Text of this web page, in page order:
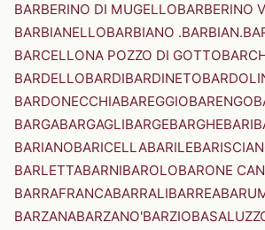
BARBERINO DI MUGELLOBARBERINO
BARBIANELLOBARBIANO .BARBIAN.
BARCELLONA POZZO DI GOTTO
BARDELLOBARDIBARDINETO
BARDONECCHIABAREGGIOBARENGO
BARGABARGAGLIBARGEBARGHEBARI
BARIANOBARICELLABARILE
BARLETTABARNIBAROLOBARONE
BARRAFRANCABARRALIBARREA
BARZANABARZANO'BARZIO